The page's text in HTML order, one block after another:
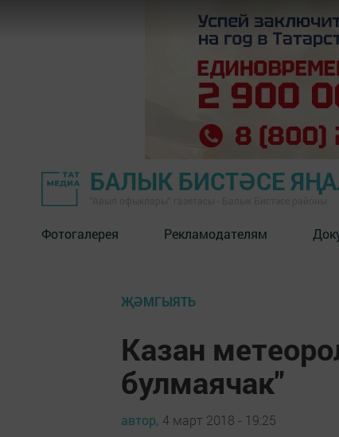
БАЛЫК БИСТӘСЕ
Фотогалерея Рекламодателям
ҖӘМГЫЯТЬ
Казан
булмаячак"
автор, 4 март 2018 - 19:25